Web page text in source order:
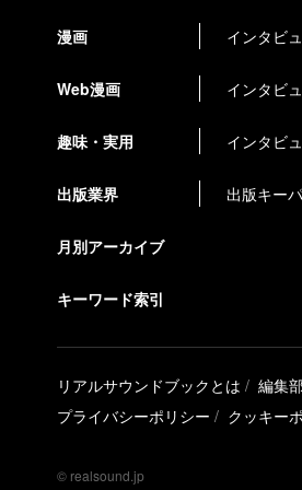
漫画 インタビ
Web漫画 インタビ
趣味・実用 インタビ
出版業界 出版キー
月別アーカイブ
キーワード索引
リアルサウンドブックとは 編集
プライバシーポリシー
クッキー
© realsound.jp